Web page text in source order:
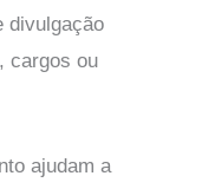
divulgação
cargos ou
ajudam a